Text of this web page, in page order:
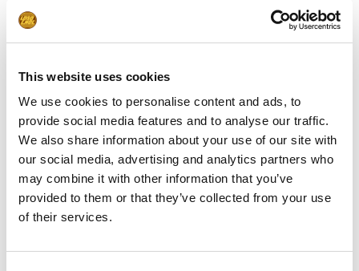
This website uses cookies
We use cookies to personalise content and ads, to
provide social media features and to analyse our traffic.
We also share information about your use of our site with
our social media, advertising and analytics partners who
may combine it with other information that you’ve
provided to them or that they’ve collected from your use
of their services.
Kaartje toevoegen(+€0.70)**
Leverdatum
Opmerkingen